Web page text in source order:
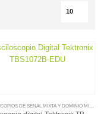
,OSCILOSCOPIOS DE SENAL MIXTA Y DOMINIO